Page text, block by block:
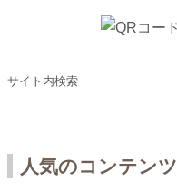
サイト内検索
人気のコンテンツ